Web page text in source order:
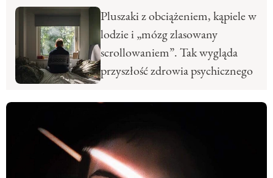
Pluszaki z obciążeniem, kąpiele w
lodzie i „mózg zlasowany
scrollowaniem”. Tak wygląda
przyszłość zdrowia psychicznego